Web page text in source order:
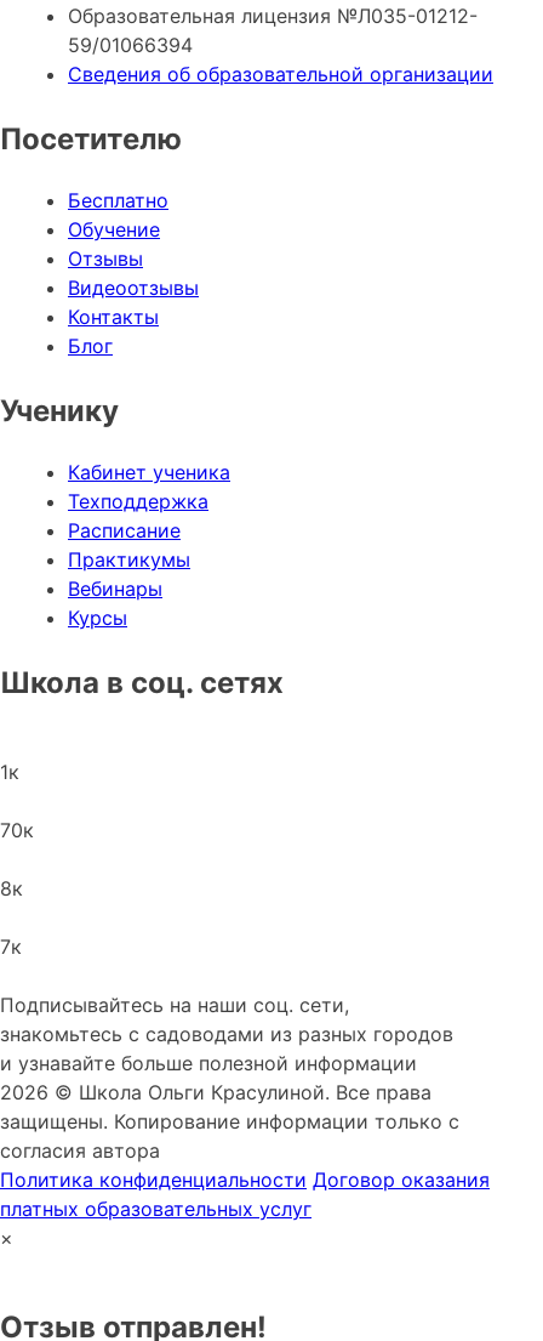
Образовательная лицензия №Л035-01212-
59/01066394
Сведения об образовательной организации
Посетителю
Бесплатно
Обучение
Отзывы
Видеоотзывы
Контакты
Блог
Ученику
Кабинет ученика
Техподдержка
Расписание
Практикумы
Вебинары
Курсы
Школа в соц. сетях
1к
70к
8к
7к
Подписывайтесь на наши соц. сети,
знакомьтесь с садоводами из разных городов
и узнавайте больше полезной информации
2026 © Школа Ольги Красулиной. Все права
защищены. Копирование информации только с
согласия автора
Политика конфиденциальности Договор оказания
платных образовательных услуг
×
Отзыв отправлен!